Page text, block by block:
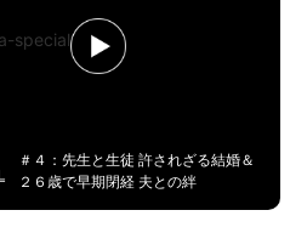
＃４：先生と生徒 許されざる結婚＆
２６歳で早期閉経 夫との絆